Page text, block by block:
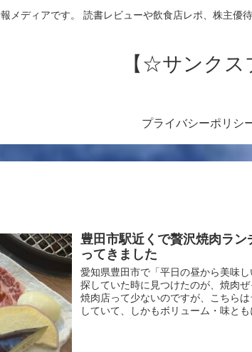
メディアです。 読書レビューや飲食店レポ、株主
【☆サンク
プライバシーポリシ
豊田市駅近くで贅沢焼肉ラ
ってきました
愛知県豊田市で「平日の昼から美味
探していた時に見つけたのが、焼肉
焼肉店って少ないのですが、こちら
していて、しかもボリューム・味と